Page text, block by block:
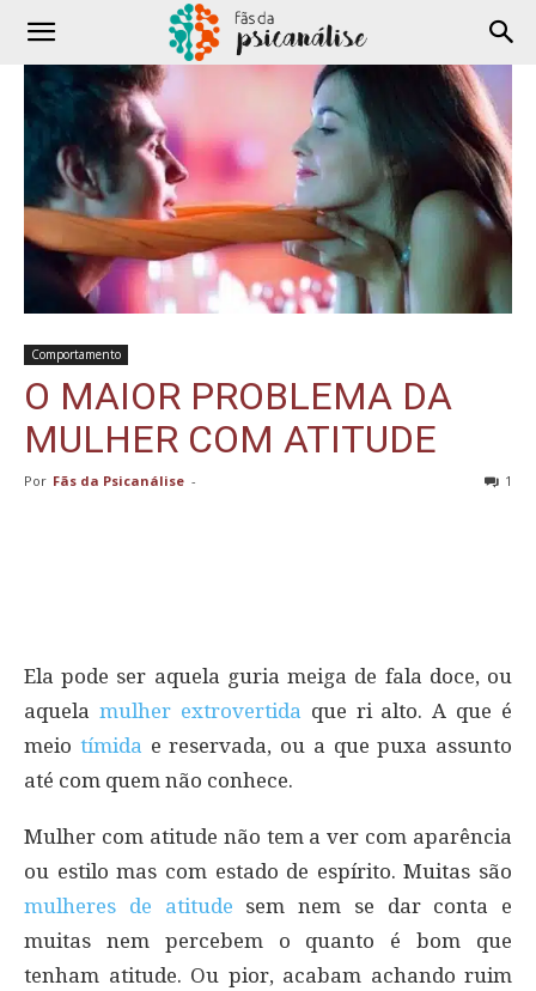
Comportamento
O MAIOR PROBLEMA DA
MULHER COM ATITUDE
Por Fãs da Psicanálise - 1
Ela pode ser aquela guria meiga de fala doce, ou
aquela mulher extrovertida que ri alto. A que é
meio tímida e reservada, ou a que puxa assunto
até com quem não conhece.
Mulher com atitude não tem a ver com aparência
ou estilo mas com estado de espírito. Muitas são
mulheres de atitude sem nem se dar conta e
muitas nem percebem o quanto é bom que
tenham atitude. Ou pior, acabam achando ruim